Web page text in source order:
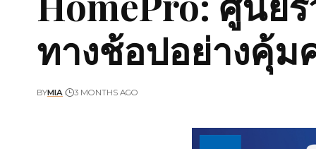
ทางช้อปอย่างคุ้
BYMIA 3 MONTHS AGO